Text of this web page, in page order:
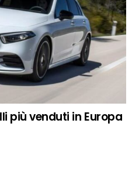
più venduti in Europa